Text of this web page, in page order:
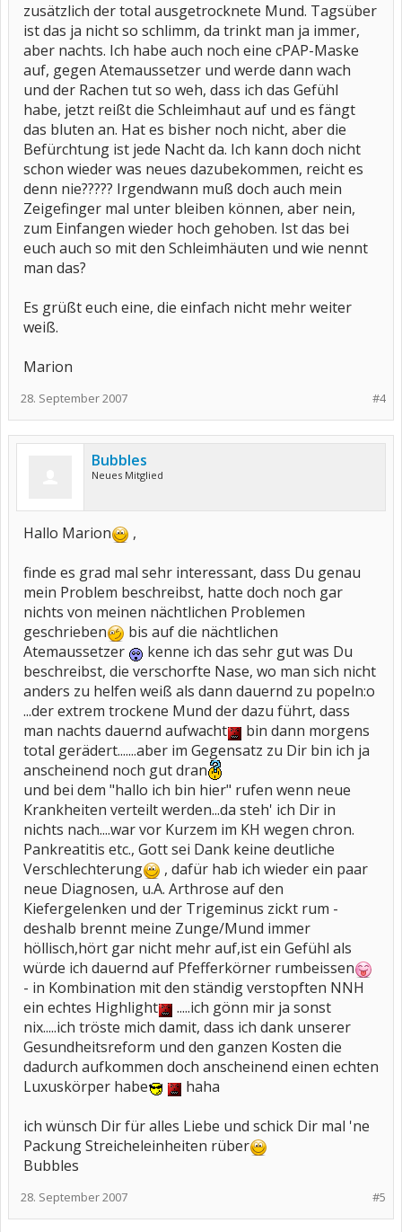
zusätzlich der total ausgetrocknete Mund. Tagsüber
ist das ja nicht so schlimm, da trinkt man ja immer,
aber nachts. Ich habe auch noch eine cPAP-Maske
auf, gegen Atemaussetzer und werde dann wach
und der Rachen tut so weh, dass ich das Gefühl
habe, jetzt reißt die Schleimhaut auf und es fängt
das bluten an. Hat es bisher noch nicht, aber die
Befürchtung ist jede Nacht da. Ich kann doch nicht
schon wieder was neues dazubekommen, reicht es
denn nie????? Irgendwann muß doch auch mein
Zeigefinger mal unter bleiben können, aber nein,
zum Einfangen wieder hoch gehoben. Ist das bei
euch auch so mit den Schleimhäuten und wie nennt
man das?
Es grüßt euch eine, die einfach nicht mehr weiter
weiß.
Marion
#4
28. September 2007
Bubbles
Neues Mitglied
Hallo Marion
,
finde es grad mal sehr interessant, dass Du genau
mein Problem beschreibst, hatte doch noch gar
nichts von meinen nächtlichen Problemen
geschrieben
bis auf die nächtlichen
Atemaussetzer
kenne ich das sehr gut was Du
beschreibst, die verschorfte Nase, wo man sich nicht
anders zu helfen weiß als dann dauernd zu popeln:o
...der extrem trockene Mund der dazu führt, dass
man nachts dauernd aufwacht
bin dann morgens
total gerädert.......aber im Gegensatz zu Dir bin ich ja
anscheinend noch gut dran
und bei dem "hallo ich bin hier" rufen wenn neue
Krankheiten verteilt werden...da steh' ich Dir in
nichts nach....war vor Kurzem im KH wegen chron.
Pankreatitis etc., Gott sei Dank keine deutliche
Verschlechterung
, dafür hab ich wieder ein paar
neue Diagnosen, u.A. Arthrose auf den
Kiefergelenken und der Trigeminus zickt rum -
deshalb brennt meine Zunge/Mund immer
höllisch,hört gar nicht mehr auf,ist ein Gefühl als
würde ich dauernd auf Pfefferkörner rumbeissen
- in Kombination mit den ständig verstopften NNH
ein echtes Highlight
.....ich gönn mir ja sonst
nix.....ich tröste mich damit, dass ich dank unserer
Gesundheitsreform und den ganzen Kosten die
dadurch aufkommen doch anscheinend einen echten
Luxuskörper habe
haha
ich wünsch Dir für alles Liebe und schick Dir mal 'ne
Packung Streicheleinheiten rüber
Bubbles
#5
28. September 2007